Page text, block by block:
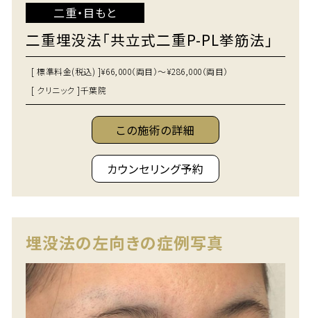
二重・目もと
二重埋没法「共立式二重P-PL挙筋法」
[ 標準料金(税込) ]¥66,000（両目）～¥286,000（両目）
[ クリニック ]千葉院
この施術の詳細
カウンセリング予約
埋没法の左向きの症例写真